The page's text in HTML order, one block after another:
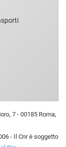
7 - 00185 Roma,
- Il Cnr è soggetto